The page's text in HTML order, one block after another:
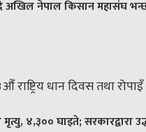
नेपाल किसान महासंघ
राष्ट्रिय धान दिवस तथा
४,३०० घाइते; सरकारद्वारा